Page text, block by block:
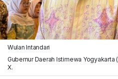
Wulan Intandari
Gubernur Daerah Istimewa Yogyakarta
X.